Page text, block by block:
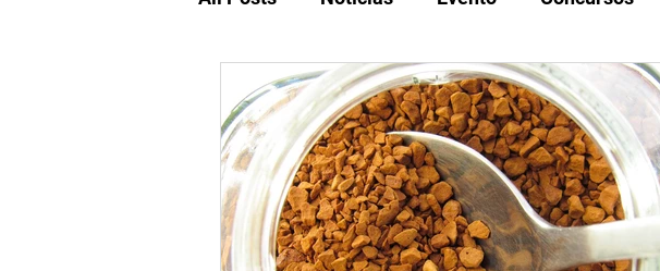
Turismo Tecnologia Classificação